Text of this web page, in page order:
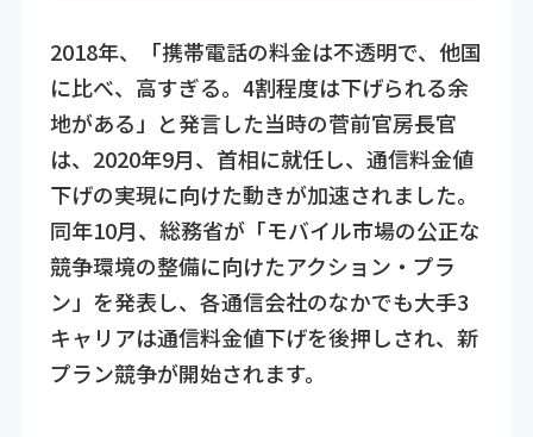
2018年、「携帯電話の料金は不透明で、他国
に比べ、高すぎる。4割程度は下げられる余
地がある」と発言した当時の菅前官房長官
は、2020年9月、首相に就任し、通信料金値
下げの実現に向けた動きが加速されました。
同年10月、総務省が「モバイル市場の公正な
競争環境の整備に向けたアクション・プラ
ン」を発表し、各通信会社のなかでも大手3
キャリアは通信料金値下げを後押しされ、新
プラン競争が開始されます。